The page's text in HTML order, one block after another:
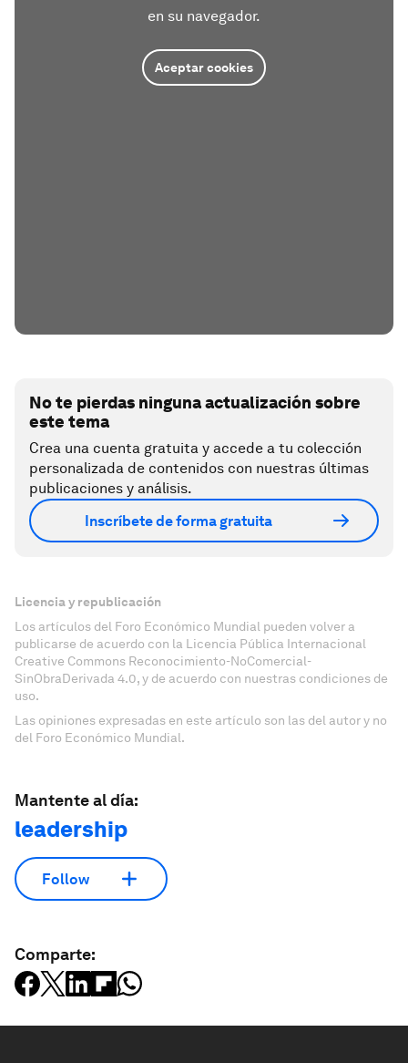
en su navegador.
Aceptar cookies
No te pierdas ninguna actualización sobre
este tema
Crea una cuenta gratuita y accede a tu colección
personalizada de contenidos con nuestras últimas
publicaciones y análisis.
Inscríbete de forma gratuita
Licencia y republicación
Los artículos del Foro Económico Mundial pueden volver a
publicarse de acuerdo con la Licencia Pública Internacional
Creative Commons Reconocimiento-NoComercial-
SinObraDerivada 4.0, y de acuerdo con nuestras condiciones de
uso.
Las opiniones expresadas en este artículo son las del autor y no
del Foro Económico Mundial.
Mantente al día:
leadership
Follow
Comparte: